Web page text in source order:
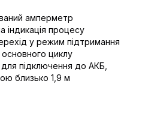
амперметр
індикація процесу
у режим підтримання
циклу
підключення до АКБ,
близько 1,9 м